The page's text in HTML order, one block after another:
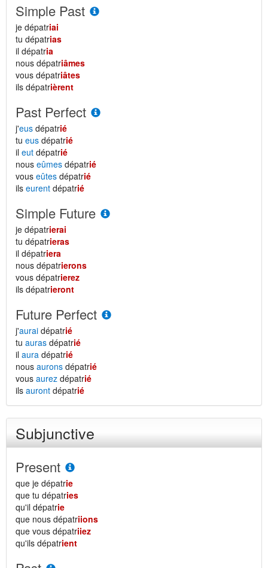
Simple Past
je dépatriai
tu dépatrias
il dépatria
nous dépatriâmes
vous dépatriâtes
ils dépatrièrent
Past Perfect
j'eus dépatrié
tu eus dépatrié
il eut dépatrié
nous eûmes dépatrié
vous eûtes dépatrié
ils eurent dépatrié
Simple Future
je dépatrierai
tu dépatrieras
il dépatriera
nous dépatrierons
vous dépatrierez
ils dépatrieront
Future Perfect
j'aurai dépatrié
tu auras dépatrié
il aura dépatrié
nous aurons dépatrié
vous aurez dépatrié
ils auront dépatrié
Subjunctive
Present
que je dépatrie
que tu dépatries
qu'il dépatrie
que nous dépatriions
que vous dépatriiez
qu'ils dépatrient